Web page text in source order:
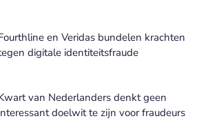
en Veridas bundelen krachten
digitale identiteitsfraude
van Nederlanders denkt geen
doelwit te zijn voor fraudeurs